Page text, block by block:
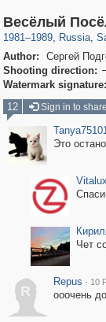
Весёлый
1981–1989, Russia,
Author:
Сергей
Shooting direction:
Watermark signature:
12
Sign in to
Это
Vitalux
Чет
R
Repus · 10
ооочень